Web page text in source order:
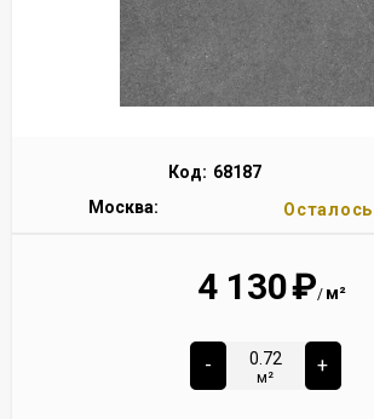
Код: 68187
Москва:
4 130₽/ м²
-
м²
+